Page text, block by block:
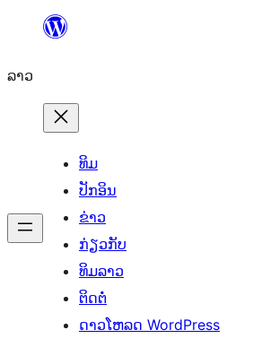
ທີ່
ເນື້ອຫາ
ລາວ
ທິມ
ປັກອິນ
ຂ່າວ
ກ່ຽວກັບ
ທິມລາວ
ຕິດຕໍ່
ດາວໂຫລດ WordPress